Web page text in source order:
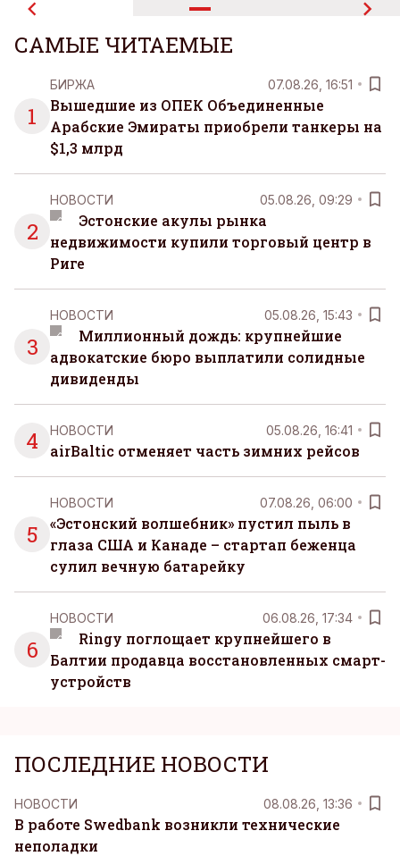
САМЫЕ ЧИТАЕМЫЕ
1
БИРЖА 07.08.26, 16:51
Вышедшие из ОПЕК Объединенные
Арабские Эмираты приобрели танкеры на
$1,3 млрд
2
НОВОСТИ 05.08.26, 09:29
Эстонские акулы рынка
недвижимости купили торговый центр в
Риге
3
НОВОСТИ 05.08.26, 15:43
Миллионный дождь: крупнейшие
адвокатские бюро выплатили солидные
дивиденды
4 НОВОСТИ 05.08.26, 16:41
airBaltic отменяет часть зимних рейсов
5
НОВОСТИ 07.08.26, 06:00
«Эстонский волшебник» пустил пыль в
глаза США и Канаде – стартап беженца
сулил вечную батарейку
6
НОВОСТИ 06.08.26, 17:34
Ringy поглощает крупнейшего в
Балтии продавца восстановленных смарт-
устройств
ПОСЛЕДНИЕ НОВОСТИ
НОВОСТИ 08.08.26, 13:36
В работе Swedbank возникли технические
неполадки